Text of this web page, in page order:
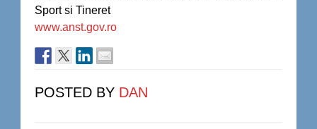
Sport si Tineret
www.anst.gov.ro
POSTED BY DAN